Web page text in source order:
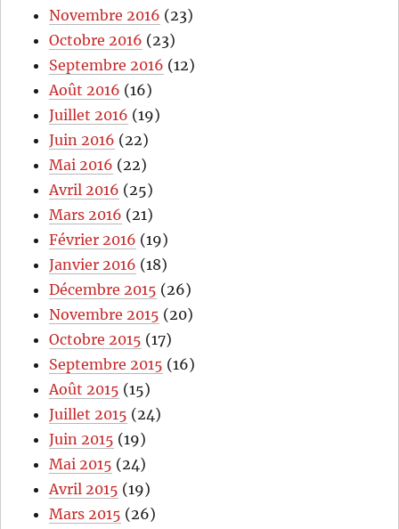
Novembre 2016 (23)
Octobre 2016 (23)
Septembre 2016 (12)
Août 2016 (16)
Juillet 2016 (19)
Juin 2016 (22)
Mai 2016 (22)
Avril 2016 (25)
Mars 2016 (21)
Février 2016 (19)
Janvier 2016 (18)
Décembre 2015 (26)
Novembre 2015 (20)
Octobre 2015 (17)
Septembre 2015 (16)
Août 2015 (15)
Juillet 2015 (24)
Juin 2015 (19)
Mai 2015 (24)
Avril 2015 (19)
Mars 2015 (26)